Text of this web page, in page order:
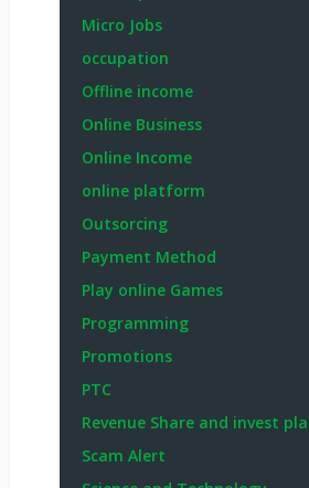
Marketplace
Micro Jobs
occupation
Offline income
Online Business
Online Income
online platform
Outsorcing
Payment Method
Play online Games
Programming
Promotions
PTC
Revenue Share and invest plan
Scam Alert